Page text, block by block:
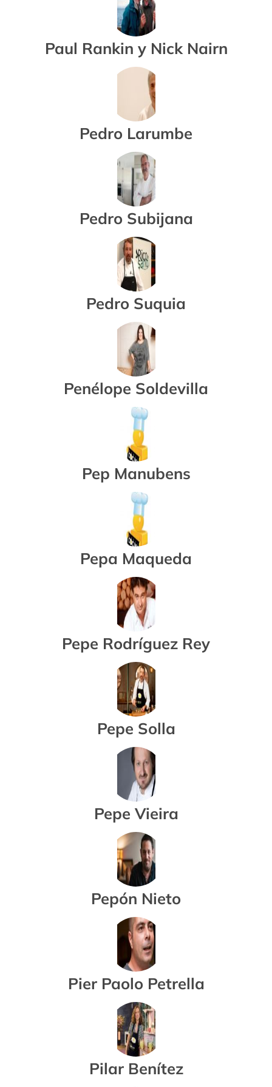
Paul Rankin y Nick Nairn
Pedro Larumbe
Pedro Subijana
Pedro Suquia
Penélope Soldevilla
Pep Manubens
Pepa Maqueda
Pepe Rodríguez Rey
Pepe Solla
Pepe Vieira
Pepón Nieto
Pier Paolo Petrella
Pilar Benítez